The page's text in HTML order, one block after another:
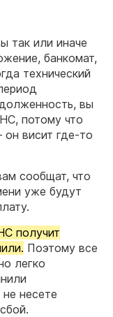
так или иначе
банкомат,
технический
вы
потому что
висит где-то
сообщат, что
уже будут
получит
Поэтому все
легко
несете